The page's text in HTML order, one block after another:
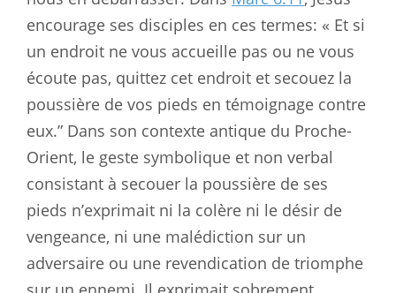
encourage ses disciples en ces termes: « Et si
un endroit ne vous accueille pas ou ne vous
écoute pas, quittez cet endroit et secouez la
poussière de vos pieds en témoignage contre
eux.” Dans son contexte antique du Proche-
Orient, le geste symbolique et non verbal
consistant à secouer la poussière de ses
pieds n’exprimait ni la colère ni le désir de
vengeance, ni une malédiction sur un
adversaire ou une revendication de triomphe